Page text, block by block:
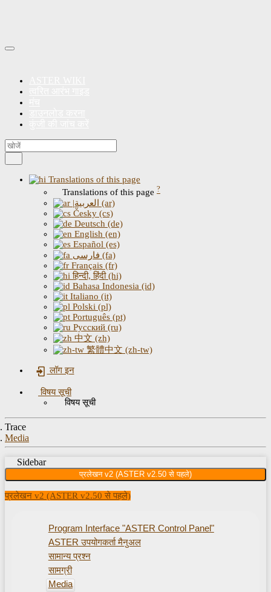
Translations of this page
Translations of this page ?
|العربية (ar)
Česky (cs)
Deutsch (de)
English (en)
Español (es)
فارسی (fa)
Français (fr)
हिन्दी, हिंदी (hi)
Bahasa Indonesia (id)
Italiano (it)
Polski (pl)
Português (pt)
Русский (ru)
中文 (zh)
繁體中文 (zh-tw)
लॉग इन
विषय सूची
विषय सूची
Trace
Media
Sidebar
प्रलेखन v2 (ASTER v2.50 से पहले)
प्रलेखन v2 (ASTER v2.50 से पहले)
Program Interface "ASTER Control Panel"
ASTER उपयोगकर्ता मैनुअल
सामान्य प्रश्न
सामग्री
Media